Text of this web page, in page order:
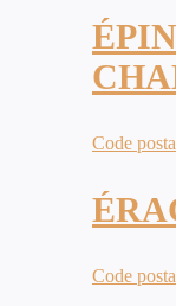
Code
Code